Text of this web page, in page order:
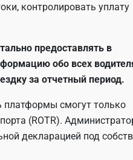
контролировать уплату
предоставлять в
обо всех
за отчетный период.
платформы смогут только
(ROTR).
декларацией под